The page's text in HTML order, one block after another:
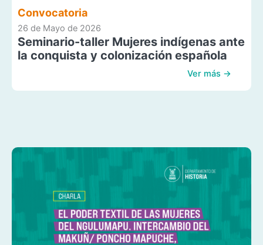
Convocatoria
26 de Mayo de 2026
Seminario-taller Mujeres indígenas ante
la conquista y colonización española
Ver más →